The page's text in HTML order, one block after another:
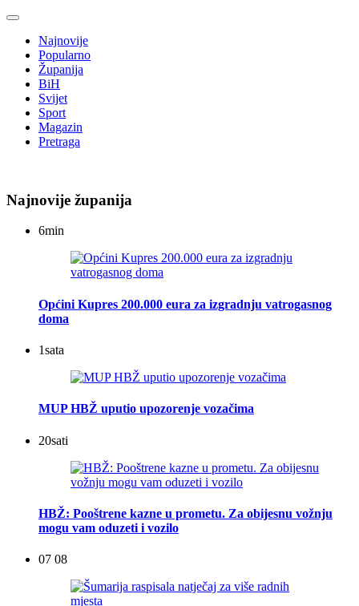
Najnovije
Popularno
Županija
BiH
Svijet
Sport
Magazin
Pretraga
Najnovije županija
6min
Općini Kupres 200.000 eura za izgradnju vatrogasnog
doma
1sata
MUP HBŽ uputio upozorenje vozačima
20sati
HBŽ: Pooštrene kazne u prometu. Za obijesnu vožnju
mogu vam oduzeti i vozilo
07 08